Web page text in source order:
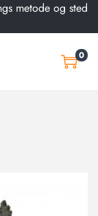
metode og sted
0